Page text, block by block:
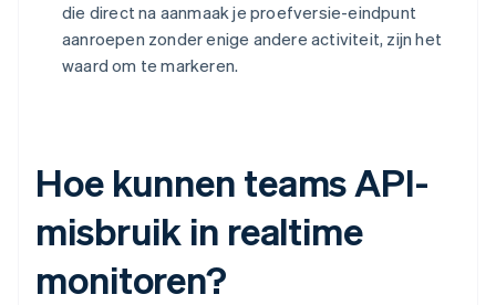
die direct na aanmaak je proefversie-eindpunt
aanroepen zonder enige andere activiteit, zijn het
waard om te markeren.
Hoe kunnen teams API-
misbruik in realtime
monitoren?